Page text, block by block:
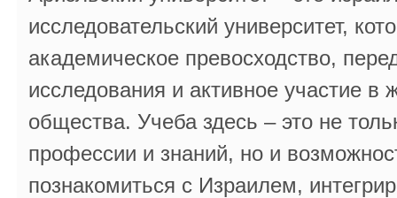
исследовательский университет,
академическое превосходство,
исследования и активное участие в
общества. Учеба здесь – это не
профессии и знаний, но и
познакомиться с Израилем,